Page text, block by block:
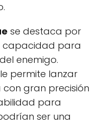
se destaca por
capacidad para
enemigo.
permite lanzar
gran precisión
para
ser una